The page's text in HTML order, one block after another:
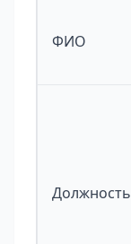
ФИО
Должность